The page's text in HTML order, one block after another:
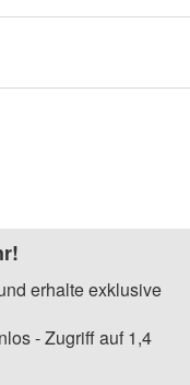
erhalte exklusive
- Zugriff auf 1,4